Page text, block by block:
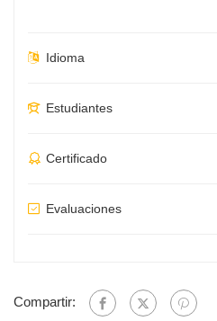
Idioma
Estudiantes
Certificado
Evaluaciones
Compartir: